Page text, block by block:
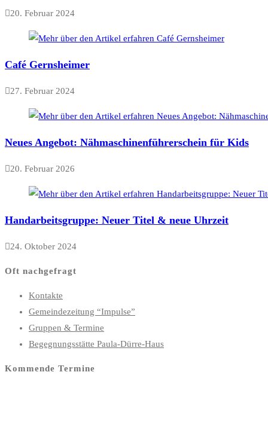
20. Februar 2024
Café Gernsheimer
27. Februar 2024
Neues Angebot: Nähmaschinenführerschein für Kids
20. Februar 2026
Handarbeitsgruppe: Neuer Titel & neue Uhrzeit
24. Oktober 2024
Oft nachgefragt
Kontakte
Gemeindezeitung “Impulse”
Gruppen & Termine
Begegnungsstätte Paula-Dürre-Haus
Kommende Termine